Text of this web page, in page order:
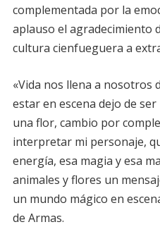
complementada por la
aplauso el agradecimiento
cultura cienfueguera a
«Vida nos llena a nosotros
estar en escena dejo de
una flor, cambio por
interpretar mi personaje,
energía, esa magia y esa
animales y flores un
un mundo mágico en
de Armas.